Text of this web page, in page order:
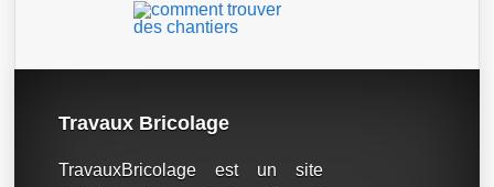
Travaux Bricolage
TravauxBricolage est un site